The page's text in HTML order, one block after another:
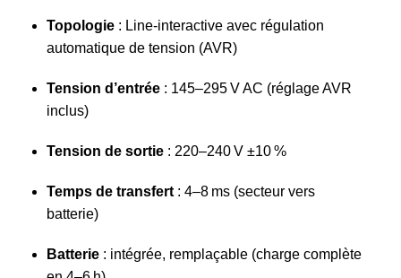
Topologie : Line‑interactive avec régulation
automatique de tension (AVR)
Tension d’entrée : 145–295 V AC (réglage AVR
inclus)
Tension de sortie : 220–240 V ±10 %
Temps de transfert : 4–8 ms (secteur vers
batterie)
Batterie : intégrée, remplaçable (charge complète